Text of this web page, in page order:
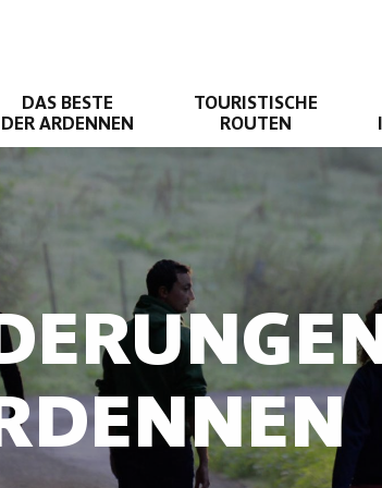
DAS BESTE
DER ARDENNEN
TOURISTISCHE
ROUTEN